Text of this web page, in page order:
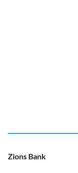
Zions Bank